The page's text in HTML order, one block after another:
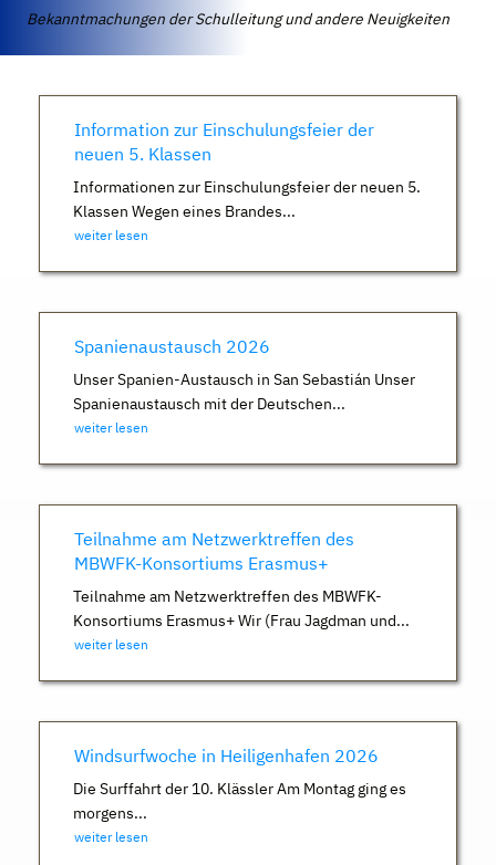
Bekanntmachungen der Schulleitung und andere Neuigkeiten
Information zur Einschulungsfeier der
neuen 5. Klassen
Informationen zur Einschulungsfeier der neuen 5.
Klassen Wegen eines Brandes...
weiter lesen
Spanienaustausch 2026
Unser Spanien-Austausch in San Sebastián Unser
Spanienaustausch mit der Deutschen...
weiter lesen
Teilnahme am Netzwerktreffen des
MBWFK-Konsortiums Erasmus+
Teilnahme am Netzwerktreffen des MBWFK-
Konsortiums Erasmus+ Wir (Frau Jagdman und...
weiter lesen
Windsurfwoche in Heiligenhafen 2026
Die Surffahrt der 10. Klässler Am Montag ging es
morgens...
weiter lesen